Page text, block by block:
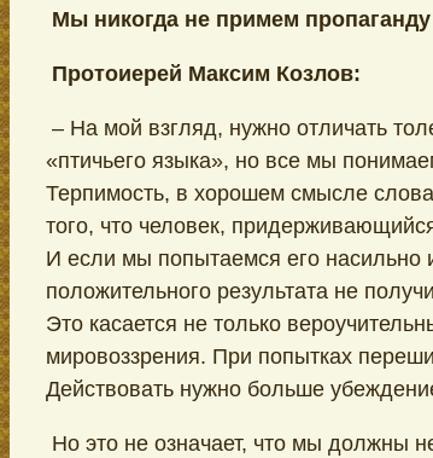
Мы никогда не примем пропаганду
Протоиерей Максим Козлов:
– На мой взгляд, нужно отличать
«птичьего языка», но все мы
Терпимость, в хорошем смысле
того, что человек,
И если мы попытаемся его насильно
положительного результата не
Это касается не только
мировоззрения. При попытках
Действовать нужно больше
Но это не означает, что мы должны